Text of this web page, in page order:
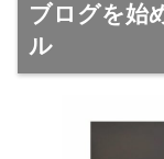
ブログを始
ル